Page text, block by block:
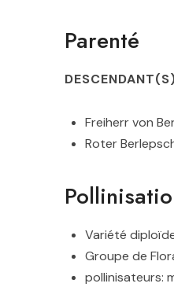
Parenté
Freiherr von
Roter
Variété
Groupe de
pollinisateurs: